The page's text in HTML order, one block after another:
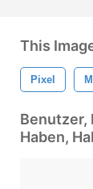
This
Pixel
Benutzer,
Haben,